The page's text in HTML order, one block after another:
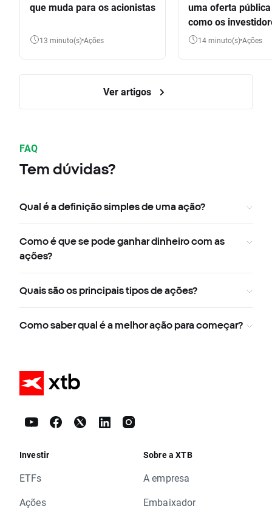
que muda para os acionistas
13 minuto(s) Ações
uma oferta
como os
participar
14 minuto(s) Ações
Ver artigos
FAQ
Tem dúvidas?
Qual é a definição simples de uma ação?
Como é que se pode ganhar dinheiro com as
ações?
Quais são os principais tipos de ações?
Como saber qual é a melhor ação para começar?
Investir
ETFs
Ações
Sobre a XTB
A empresa
Embaixador